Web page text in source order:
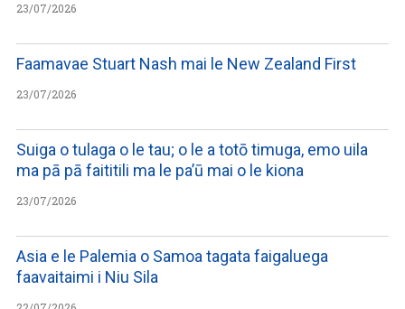
23/07/2026
Faamavae Stuart Nash mai le New Zealand First
23/07/2026
Suiga o tulaga o le tau; o le a totō timuga, emo uila
ma pā pā faititili ma le pa’ū mai o le kiona
23/07/2026
Asia e le Palemia o Samoa tagata faigaluega
faavaitaimi i Niu Sila